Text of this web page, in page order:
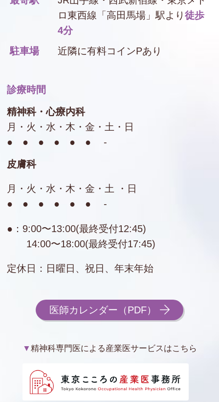
ロ東西線「高田馬場」駅より 徒歩
4分
駐車場
近隣に有料コインPあり
診療時間
精神科・心療内科
月・火・水・木・金・土・日
● ● ● ● ● ● -
皮膚科
月・火・水・木・金・土 ・日
● ● ● ● ● ● -
●：9:00〜13:00(最終受付12:45)
14:00〜18:00(最終受付17:45)
定休日：日曜日、祝日、年末年始
医師カレンダー（PDF）
▼ 精神科専門医による産業医サービスはこちら